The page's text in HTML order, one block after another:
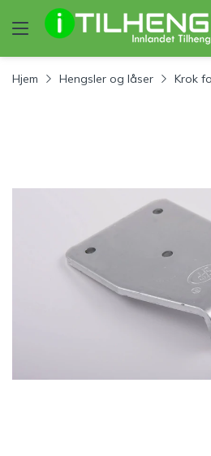
Hjem Hengsler og låser Krok